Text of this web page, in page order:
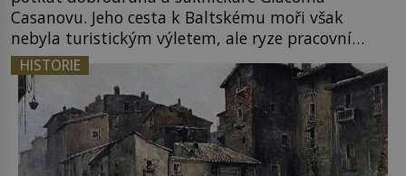
Casanovu. Jeho cesta k Baltskému moři však
nebyla turistickým výletem, ale ryze pracovní
cestou se zištnými úmysly. Jaký cíl Casanova
sledoval, když se například procházel uličkami
lotyšské Rigy? Casanova v Pobaltí kontaktoval
tamní zednářské lóže. Nebyl v této oblasti žádným
nováčkem, protože do zednářské […]
HISTORIE